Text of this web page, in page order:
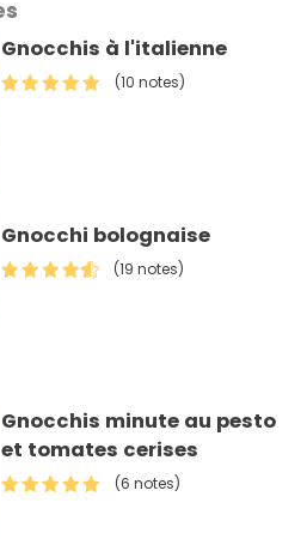
Gnocchis à l'italienne
(10 notes)
Gnocchi bolognaise
(19 notes)
Gnocchis minute au pesto
et tomates cerises
(6 notes)